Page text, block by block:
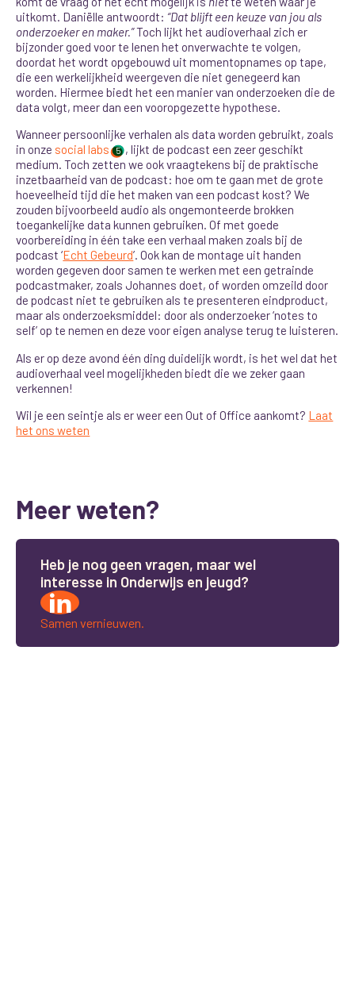
uitkomt. Daniëlle antwoordt:“Dat blijft een keuze van jou als
onderzoeker en maker.”Toch lijkt het audioverhaal zich er
bijzonder goed voor te lenen het onverwachte te volgen,
doordat het wordt opgebouwd uit momentopnames op tape,
die een werkelijkheid weergeven die niet genegeerd kan
worden. Hiermee biedt het een manier van onderzoeken die de
data volgt, meer dan een vooropgezette hypothese.
Wanneer persoonlijke verhalen als data worden gebruikt, zoals
in onze social labs 5 , lijkt de podcast een zeer geschikt
medium. Toch zetten we ook vraagtekens bij de praktische
inzetbaarheid van de podcast: hoe om te gaan met de grote
hoeveelheid tijd die het maken van een podcast kost? We
zouden bijvoorbeeld audio als ongemonteerde brokken
toegankelijke data kunnen gebruiken. Of met goede
voorbereiding in één take een verhaal maken zoals bij de
podcast ‘Echt Gebeurd’. Ook kan de montage uit handen
worden gegeven door samen te werken met een getrainde
podcastmaker, zoals Johannes doet, of worden omzeild door
de podcast niet te gebruiken als te presenteren eindproduct,
maar als onderzoeksmiddel: door als onderzoeker ‘notes to
self’ op te nemen en deze voor eigen analyse terug te luisteren.
Als er op deze avond één ding duidelijk wordt, is het wel dat het
audioverhaal veel mogelijkheden biedt die we zeker gaan
verkennen!
Wil je een seintje als er weer een Out of Office aankomt? Laat
het ons weten
Meer weten?
Heb je nog geen vragen, maarwel
interesse in Onderwijs en jeugd?
Samen vernieuwen.